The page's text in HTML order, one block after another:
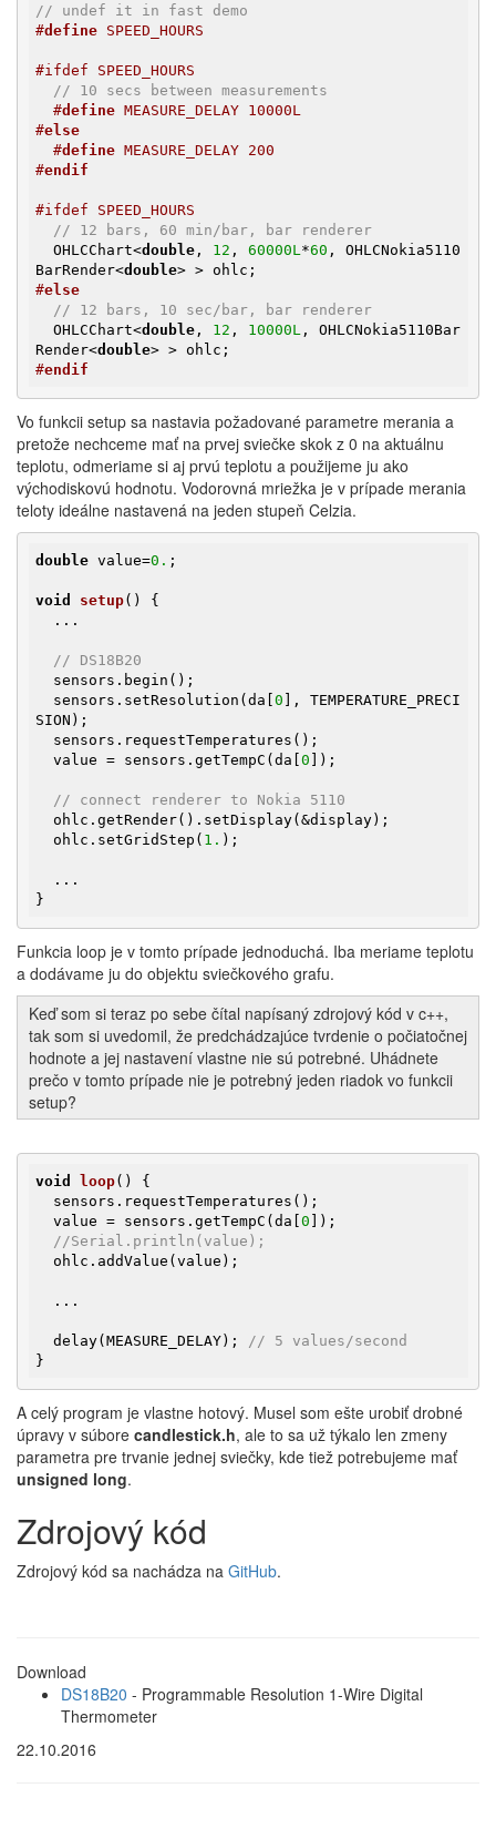
// undef it in fast demo
#define SPEED_HOURS
#ifdef SPEED_HOURS
// 10 secs between measurements
#define MEASURE_DELAY 10000L
#else
#define MEASURE_DELAY 200
#endif
#ifdef SPEED_HOURS
// 12 bars, 60 min/bar, bar renderer
  OHLCChart<
double , 12 , 60000L *60 , OHLCNokia5110
BarRender<double
#else
// 12 bars, 10 sec/bar, bar renderer
  OHLCChart<
double , 12 , 10000L , OHLCNokia5110Bar
Render<double
#endif
Vo funkcii setup sa nastavia požadované parametre merania a
pretože nechceme mať na prvej sviečke skok z 0 na aktuálnu
teplotu, odmeriame si aj prvú teplotu a použijeme ju ako
východiskovú hodnotu. Vodorovná mriežka je v prípade merania
teloty ideálne nastavená na jeden stupeň Celzia.
double value=0. ;
void setup()
{
// DS18B20
  sensors.setResolution(da[
0 ], TEMPERATURE_PRECI
SION);
  value = sensors.getTempC(da[
0 ]);
// connect renderer to Nokia 5110
  ohlc.setGridStep(
1. );
}
Funkcia loop je v tomto prípade jednoduchá. Iba meriame teplotu
a dodávame ju do objektu sviečkového grafu.
Keď som si teraz po sebe čítal napísaný zdrojový kód v c++,
tak som si uvedomil, že predchádzajúce tvrdenie o počiatočnej
hodnote a jej nastavení vlastne nie sú potrebné. Uhádnete
prečo v tomto prípade nie je potrebný jeden riadok vo funkcii
setup?
void loop()
{
  value = sensors.getTempC(da[
0 ]);
//Serial.println(value);
  delay(MEASURE_DELAY);
// 5 values/second
}
A celý program je vlastne hotový. Musel som ešte urobiť drobné
úpravy v súbore candlestick.h, ale to sa už týkalo len zmeny
parametra pre trvanie jednej sviečky, kde tiež potrebujeme mať
unsigned long.
Zdrojový kód
Zdrojový kód sa nachádza na GitHub.
Download
DS18B20 - Programmable Resolution 1-Wire Digital
Thermometer
22.10.2016